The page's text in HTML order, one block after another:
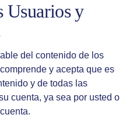
Usuarios y
del contenido de los
y acepta que es
y de todas las
cuenta, ya sea por usted o